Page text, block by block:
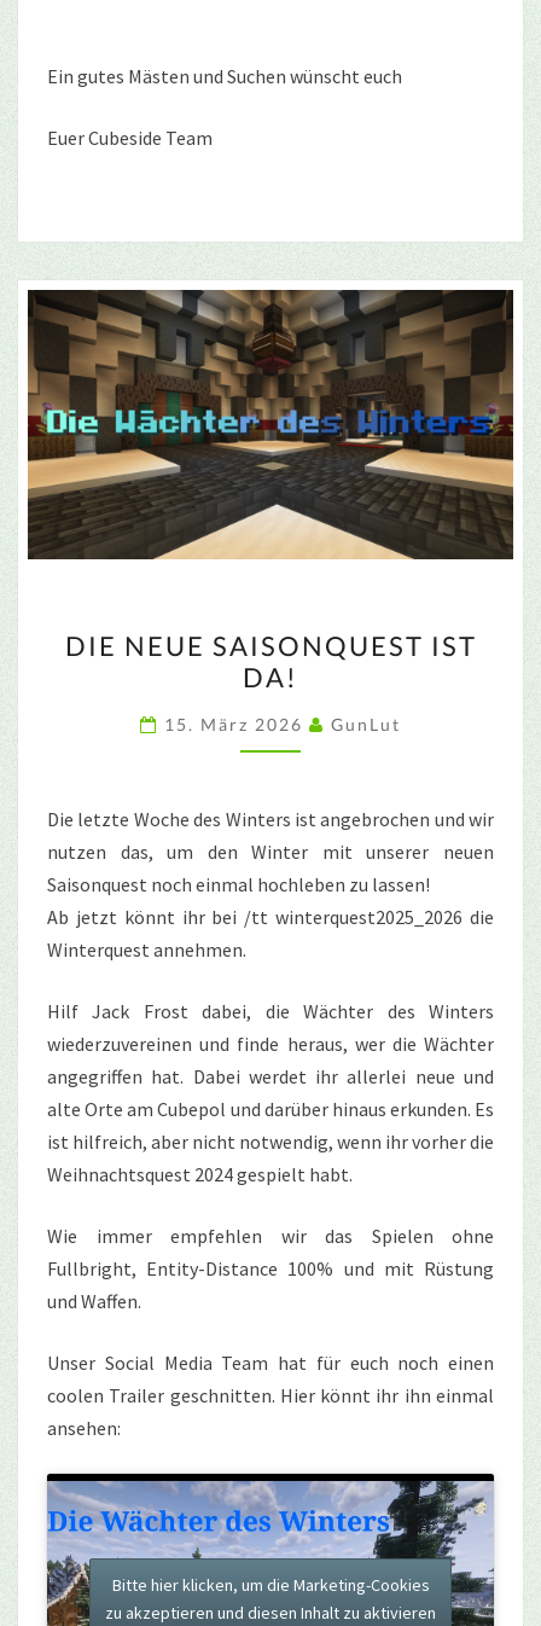
Ein gutes Mästen und Suchen wünscht euch
Euer Cubeside Team
NEUE
SAISONQUEST
IST
DA!
DIE NEUE SAISONQUEST IST
DA!
15. März 2026 GunLut
Die letzte Woche des Winters ist angebrochen und wir
nutzen das, um den Winter mit unserer neuen
Saisonquest noch einmal hochleben zu lassen!
Ab jetzt könnt ihr bei /tt winterquest2025_2026 die
Winterquest annehmen.
Hilf Jack Frost dabei, die Wächter des Winters
wiederzuvereinen und finde heraus, wer die Wächter
angegriffen hat. Dabei werdet ihr allerlei neue und
alte Orte am Cubepol und darüber hinaus erkunden. Es
ist hilfreich, aber nicht notwendig, wenn ihr vorher die
Weihnachtsquest 2024 gespielt habt.
Wie immer empfehlen wir das Spielen ohne
Fullbright, Entity-Distance 100% und mit Rüstung
und Waffen.
Unser Social Media Team hat für euch noch einen
coolen Trailer geschnitten. Hier könnt ihr ihn einmal
ansehen:
Bitte hier klicken, um die Marketing-Cookies
zu akzeptieren und diesen Inhalt zu aktivieren